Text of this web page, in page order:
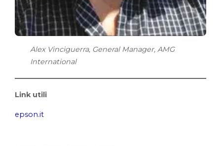
Alex Vinciguerra, General Manager, AMG
International
Link utili
epson.it